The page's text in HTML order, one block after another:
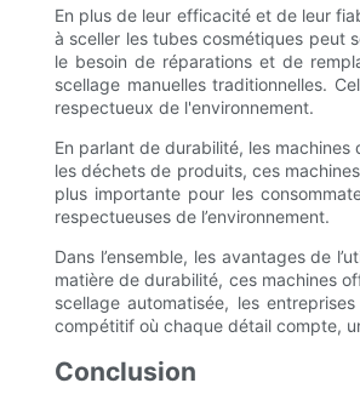
En plus de leur efficacité et de leur
à sceller les tubes cosmétiques peut
le besoin de réparations et de
scellage manuelles traditionnelles.
respectueux de l'environnement.
En parlant de durabilité, les
les déchets de produits, ces
plus importante pour les
respectueuses de l’environnement.
Dans l’ensemble, les avantages de
matière de durabilité, ces machines
scellage automatisée, les
compétitif où chaque détail compte,
Conclusion